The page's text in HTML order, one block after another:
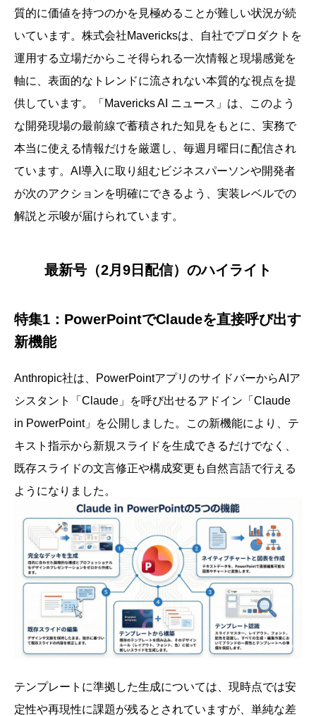
質的に価値を持つのかを見極めることが難しい状況が続
いています。株式会社Mavericksは、自社でプロダクトを
運用する立場だからこそ得られる一次情報と現場感覚を
軸に、表面的なトレンドに流されない本質的な視点を提
供しています。「Mavericks AI ニュース」は、このよう
な開発現場の最前線で蓄積された知見をもとに、実務で
本当に使える情報だけを厳選し、毎週月曜日に配信され
ています。AI導入に取り組むビジネスパーソンや開発者
が次のアクションを明確にできるよう、実装レベルでの
解説と示唆が届けられています。
最新号（2月9日配信）のハイライト
特集1：PowerPointでClaudeを直接呼び出す
新機能
Anthropic社は、PowerPointアプリのサイドバーからAIア
シスタント「Claude」を呼び出せるアドイン「Claude
in PowerPoint」を公開しました。この新機能により、テ
キスト指示から新規スライドを生成できるだけでなく、
既存スライドの文言修正や構成変更も自然言語で行える
ようになりました。
テンプレートに準拠した生成については、現時点では安
定性や再現性に課題が残るとされていますが、単純な差